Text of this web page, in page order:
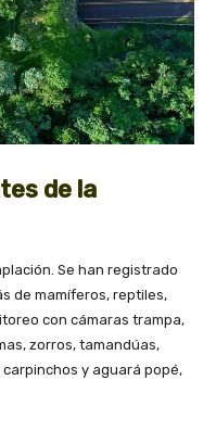
de la
Se han registrado
de mamíferos, reptiles,
con cámaras trampa,
zorros, tamandúas,
y aguará popé,